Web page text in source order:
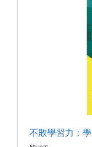
不敗學習力：